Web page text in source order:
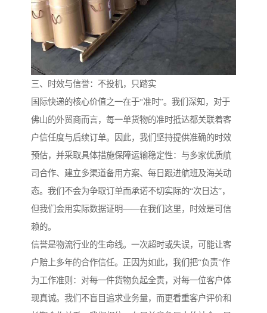
三、时效与信誉：不投机，只踏实
国际快递的核心价值之一在于“准时”。我们深知，对于
佛山的外贸商而言，每一单货物的准时抵达都关联着客
户信任度与后续订单。因此，我们坚持提供准确的时效
预估，并采取具体措施保障运输稳定性：与多家优质航
司合作、建立多渠道备用方案、每日跟进航班及海关动
态。我们不会为争取订单而承诺不切实际的“次日达”，
但我们会用实际数据证明——在我们这里，时效是可信
赖的。
信誉是物流行业的生命线。一次超时或失误，可能让客
户赔上多年的合作信任。正因为如此，我们把“负责”作
为工作准则：对每一件货物负起全责，对每一位客户体
现真诚。我们不盲目追求业务量，而更看重客户评价和